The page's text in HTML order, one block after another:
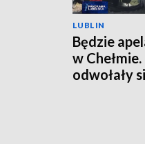
LUBLIN
Będzie
w
odwołały